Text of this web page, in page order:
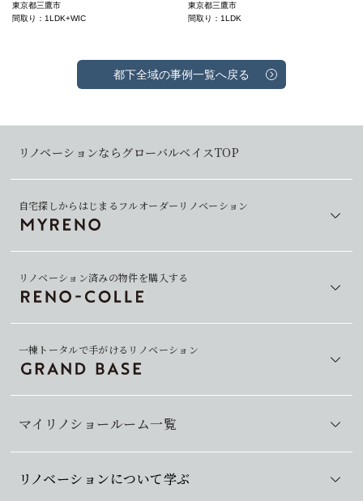
東京都三鷹市
間取り：1LDK+WIC
東京都三鷹市
間取り：1LDK
都下全域の事例一覧へ戻る
リノベーションならグローバルベイスTOP
自宅探しからはじまるフルオーダーリノベーション
マイリノショールーム一覧
リノベーション済みの物件を購入する
一棟トータルで手がけるリノベーション
リノベーションについて学ぶ